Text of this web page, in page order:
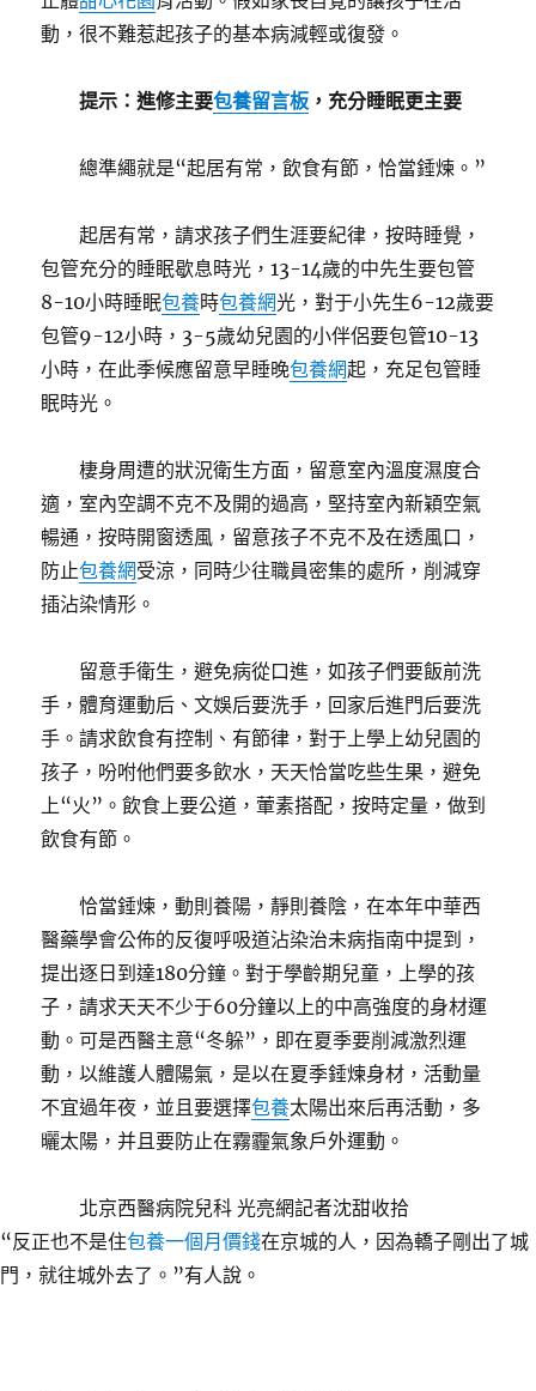
動，很不難惹起孩子的基本病減輕或復發。
提示：進修主要包養留言板 ，充分睡眠更主要
總準繩就是“起居有常，飲食有節，恰當錘煉。”
起居有常，請求孩子們生涯要紀律，按時睡覺，
包管充分的睡眠歇息時光，13-14歲的中先生要包管
8-10小時睡眠包養時包養網光，對于小先生6-12歲要
包管9-12小時，3-5歲幼兒園的小伴侶要包管10-13
小時，在此季候應留意早睡晚包養網起，充足包管睡
眠時光。
棲身周遭的狀況衛生方面，留意室內溫度濕度合
適，室內空調不克不及開的過高，堅持室內新穎空氣
暢通，按時開窗透風，留意孩子不克不及在透風口，
防止包養網受涼，同時少往職員密集的處所，削減穿
插沾染情形。
留意手衛生，避免病從口進，如孩子們要飯前洗
手，體育運動后、文娛后要洗手，回家后進門后要洗
手。請求飲食有控制、有節律，對于上學上幼兒園的
孩子，吩咐他們要多飲水，天天恰當吃些生果，避免
上“火”。飲食上要公道，葷素搭配，按時定量，做到
飲食有節。
恰當錘煉，動則養陽，靜則養陰，在本年中華西
醫藥學會公佈的反復呼吸道沾染治未病指南中提到，
提出逐日到達180分鐘。對于學齡期兒童，上學的孩
子，請求天天不少于60分鐘以上的中高強度的身材運
動。可是西醫主意“冬躲”，即在夏季要削減激烈運
動，以維護人體陽氣，是以在夏季錘煉身材，活動量
不宜過年夜，並且要選擇包養太陽出來后再活動，多
曬太陽，并且要防止在霧霾氣象戶外運動。
北京西醫病院兒科 光亮網記者沈甜收拾
“反正也不是住包養一個月價錢在京城的人，因為轎子剛出了城
門，就往城外去了。”有人說。